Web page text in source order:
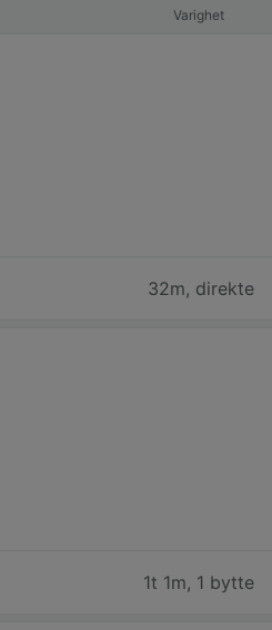
Varighet
32m, direkte
1t 1m, 1 bytte